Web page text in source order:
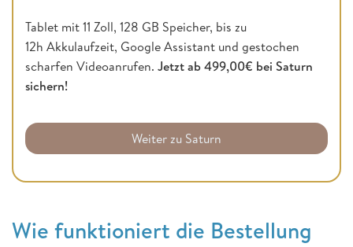
Tablet mit 11 Zoll, 128 GB Speicher, bis zu
12h Akkulaufzeit, Google Assistant und gestochen
scharfen Videoanrufen. Jetzt ab 499,00€ bei Saturn
sichern!
Weiter zu Saturn
Wie funktioniert die Bestellung